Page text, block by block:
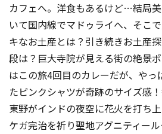
カフェへ。洋食もあるけど…結局
いて国内線でマドゥライへ、そこ
キなお土産とは？引き続きお土産
段は？巨大寺院が見える街の絶景
はこの旅4回目のカレーだが、やっ
たピンクシャツが奇跡のサイズ感
東野がインドの夜空に花火を打ち
ケガ完治を祈り聖地アグニティー